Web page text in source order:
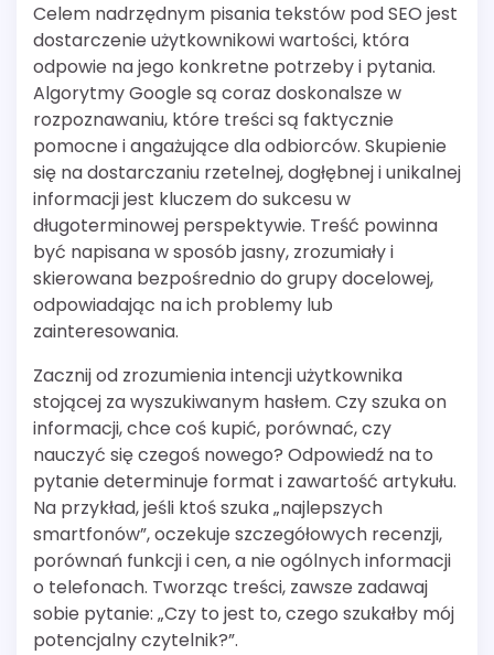
Celem nadrzędnym pisania tekstów pod SEO jest
dostarczenie użytkownikowi wartości, która
odpowie na jego konkretne potrzeby i pytania.
Algorytmy Google są coraz doskonalsze w
rozpoznawaniu, które treści są faktycznie
pomocne i angażujące dla odbiorców. Skupienie
się na dostarczaniu rzetelnej, dogłębnej i unikalnej
informacji jest kluczem do sukcesu w
długoterminowej perspektywie. Treść powinna
być napisana w sposób jasny, zrozumiały i
skierowana bezpośrednio do grupy docelowej,
odpowiadając na ich problemy lub
zainteresowania.
Zacznij od zrozumienia intencji użytkownika
stojącej za wyszukiwanym hasłem. Czy szuka on
informacji, chce coś kupić, porównać, czy
nauczyć się czegoś nowego? Odpowiedź na to
pytanie determinuje format i zawartość artykułu.
Na przykład, jeśli ktoś szuka „najlepszych
smartfonów”, oczekuje szczegółowych recenzji,
porównań funkcji i cen, a nie ogólnych informacji
o telefonach. Tworząc treści, zawsze zadawaj
sobie pytanie: „Czy to jest to, czego szukałby mój
potencjalny czytelnik?”.